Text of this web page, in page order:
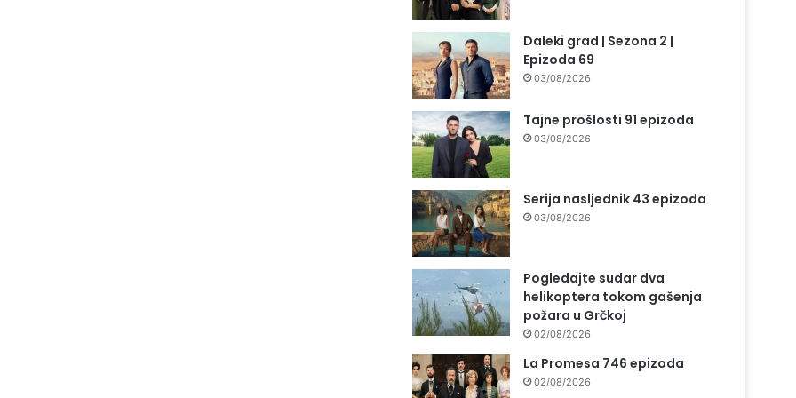
Daleki grad | Sezona 2 |
Epizoda 69
03/08/2026
Tajne prošlosti 91 epizoda
03/08/2026
Serija nasljednik 43 epizoda
03/08/2026
Pogledajte sudar dva
helikoptera tokom gašenja
požara u Grčkoj
02/08/2026
La Promesa 746 epizoda
02/08/2026